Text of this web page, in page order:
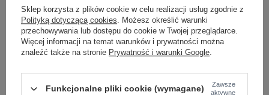
GWARANCJA PRODUCENTA NA 2 LATA
Producent gwarantuje naprawę lub wymianę sprzętu do 24
miesięcy od daty zakupu. Skontaktuj się ze sklepem za
pośrednictwem formularza reklamacji abyzamówić kuriera który
Sklep korzysta z plików cookie w celu realizacji usług zgodnie z
Polityką dotyczącą cookies. Możesz określić warunki
przechowywania lub dostępu do cookie w Twojej przeglądarce.
Więcej informacji na temat warunków i prywatności można
znaleźć także na stronie Prywatność i warunki Google.
Funkcjonalne pliki cookie (wymagane)
Zawsze
aktywne